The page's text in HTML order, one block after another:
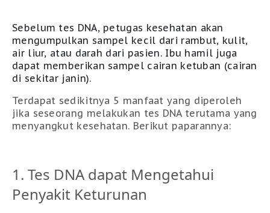
Sebelum tes DNA, petugas kesehatan akan
mengumpulkan sampel kecil dari rambut, kulit,
air liur, atau darah dari pasien. Ibu hamil juga
dapat memberikan sampel cairan ketuban (cairan
di sekitar janin).
Terdapat sedikitnya 5 manfaat yang diperoleh
jika seseorang melakukan tes DNA terutama yang
menyangkut kesehatan. Berikut paparannya:
1. Tes DNA dapat Mengetahui
Penyakit Keturunan